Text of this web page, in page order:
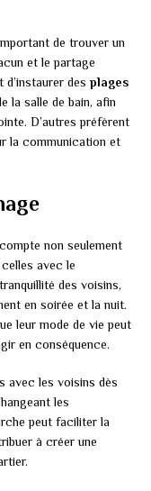
de trouver un
et le partage
des plages
la salle de bain, afin
D’autres préfèrent
la communication et
non seulement
avec le
des voisins,
en soirée et la nuit.
leur mode de vie peut
en conséquence.
avec les voisins dès
les
peut faciliter la
à créer une